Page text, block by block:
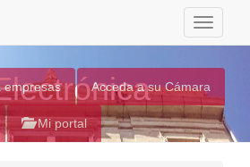
Toggle
empresas Acceda a su Cámara
Mi portal